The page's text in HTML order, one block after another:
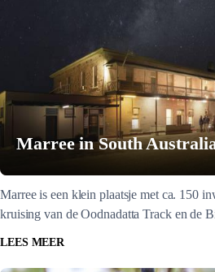
Marree in South
Marree is een klein plaatsje met ca. 150
kruising van de Oodnadatta Track en de
LEES MEER